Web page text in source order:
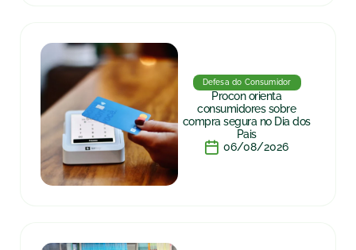
Defesa do Consumidor
Procon orienta
consumidores sobre
compra segura no Dia dos
Pais
06/08/2026